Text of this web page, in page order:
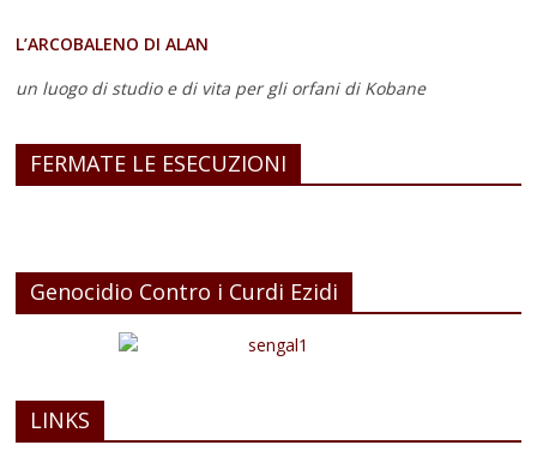
L’ARCOBALENO DI ALAN
un luogo di studio e di vita per gli orfani di Kobane
FERMATE LE ESECUZIONI
Genocidio Contro i Curdi Ezidi
LINKS